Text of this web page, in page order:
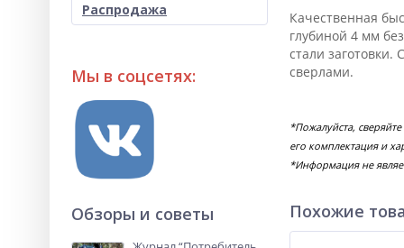
Распродажа
Мы в соцсетях:
Обзоры и советы
Качественная
глубиной 4 мм
стали
сверлами.
*Пожалуйста,
его комплектация и
*Информация не
Похожие